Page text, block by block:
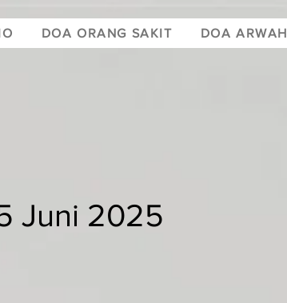
DOA ORANG SAKIT DOA ARWAH
Juni 2025